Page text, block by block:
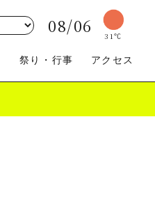
08/06 31℃
祭り・行事 アクセス